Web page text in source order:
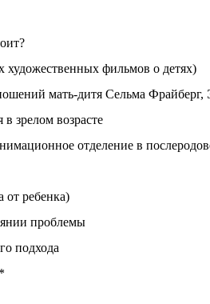
художественных фильмов о детях)
мать-дитя Сельма
зрелом возрасте
отделение в
от ребенка)
проблемы
подхода